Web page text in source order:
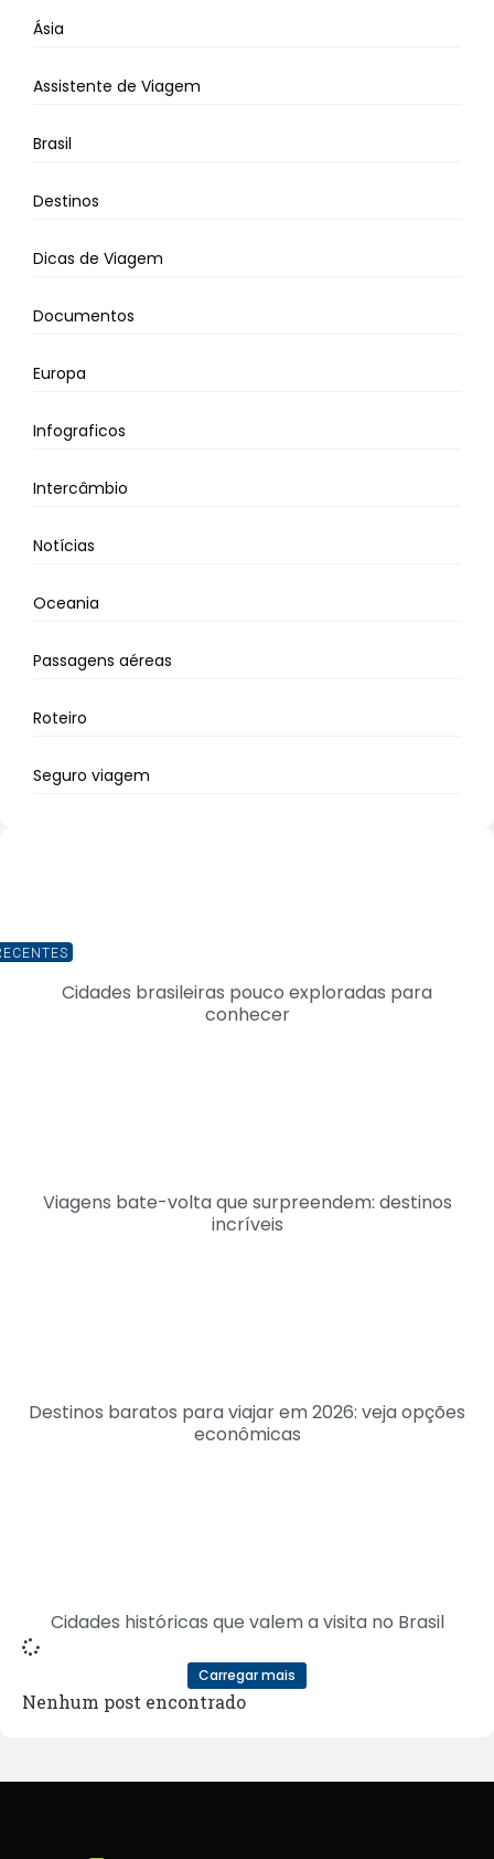
Ásia
Assistente de Viagem
Brasil
Destinos
Dicas de Viagem
Documentos
Europa
Infograficos
Intercâmbio
Notícias
Oceania
Passagens aéreas
Roteiro
Seguro viagem
Cidades brasileiras pouco exploradas para
conhecer
Viagens bate-volta que surpreendem: destinos
incríveis
Destinos baratos para viajar em 2026: veja opções
econômicas
Cidades históricas que valem a visita no Brasil
Carregar mais
Nenhum post encontrado